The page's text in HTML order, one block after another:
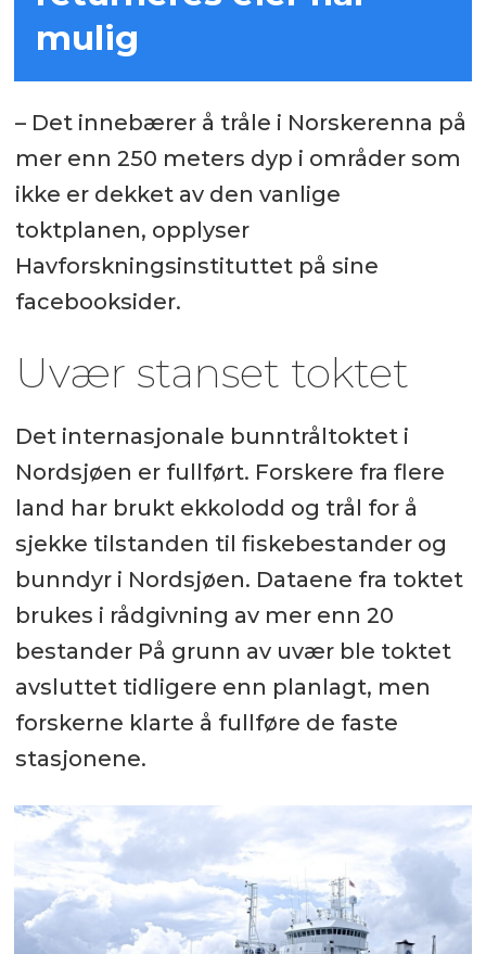
mulig
– Det innebærer å tråle i Norskerenna på
mer enn 250 meters dyp i områder som
ikke er dekket av den vanlige
toktplanen, opplyser
Havforskningsinstituttet på sine
facebooksider.
Uvær stanset toktet
Det internasjonale bunntråltoktet i
Nordsjøen er fullført. Forskere fra flere
land har brukt ekkolodd og trål for å
sjekke tilstanden til fiskebestander og
bunndyr i Nordsjøen. Dataene fra toktet
brukes i rådgivning av mer enn 20
bestander På grunn av uvær ble toktet
avsluttet tidligere enn planlagt, men
forskerne klarte å fullføre de faste
stasjonene.